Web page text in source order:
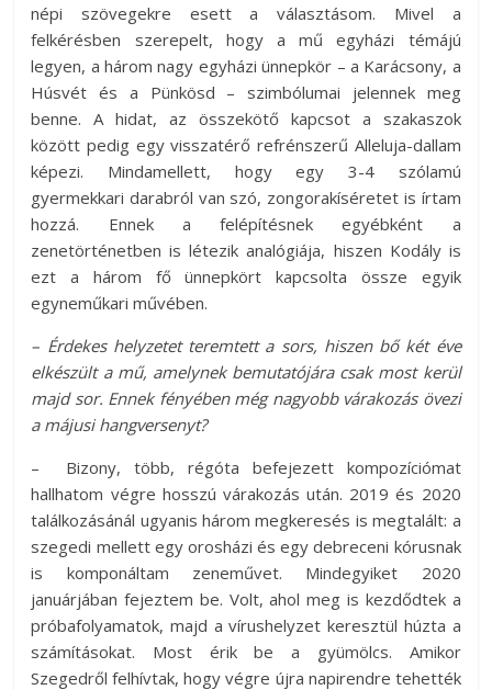
népi szövegekre esett a választásom. Mivel a
felkérésben szerepelt, hogy a mű egyházi témájú
legyen, a három nagy egyházi ünnepkör – a Karácsony, a
Húsvét és a Pünkösd – szimbólumai jelennek meg
benne. A hidat, az összekötő kapcsot a szakaszok
között pedig egy visszatérő refrénszerű Alleluja-dallam
képezi. Mindamellett, hogy egy 3-4 szólamú
gyermekkari darabról van szó, zongorakíséretet is írtam
hozzá. Ennek a felépítésnek egyébként a
zenetörténetben is létezik analógiája, hiszen Kodály is
ezt a három fő ünnepkört kapcsolta össze egyik
egyneműkari művében.
– Érdekes helyzetet teremtett a sors, hiszen bő két éve
elkészült a mű, amelynek bemutatójára csak most kerül
majd sor. Ennek fényében még nagyobb várakozás övezi
a májusi hangversenyt?
– Bizony, több, régóta befejezett kompozíciómat
hallhatom végre hosszú várakozás után. 2019 és 2020
találkozásánál ugyanis három megkeresés is megtalált: a
szegedi mellett egy orosházi és egy debreceni kórusnak
is komponáltam zeneművet. Mindegyiket 2020
januárjában fejeztem be. Volt, ahol meg is kezdődtek a
próbafolyamatok, majd a vírushelyzet keresztül húzta a
számításokat. Most érik be a gyümölcs. Amikor
Szegedről felhívtak, hogy végre újra napirendre tehették